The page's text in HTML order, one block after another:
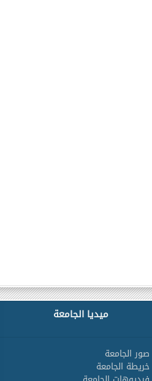
ميديا الجامعة
صور الجامعة
خريطة الجامعة